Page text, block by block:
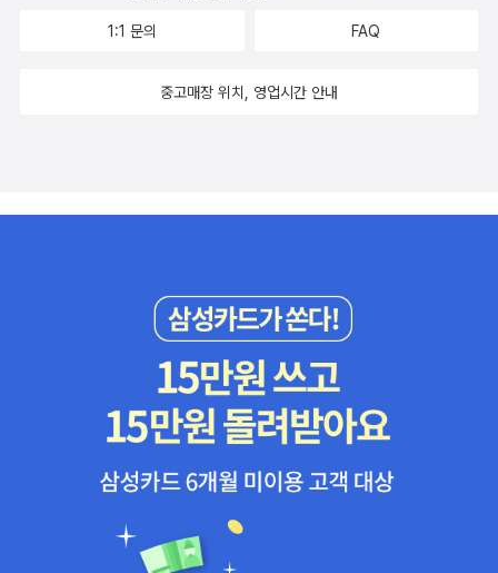
1:1 문의 FAQ
중고매장 위치, 영업시간 안내